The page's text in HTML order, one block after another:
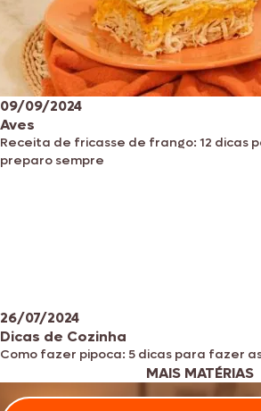
09/09/2024
Aves
Receita de fricasse de frango: 12 dicas
preparo sempre
26/07/2024
Dicas de Cozinha
Como fazer pipoca: 5 dicas para fazer
MAIS MATÉRIAS